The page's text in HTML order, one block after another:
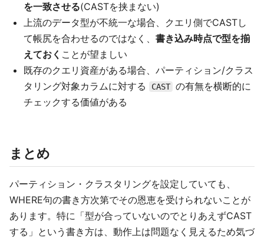
を一致させる(CASTを挟まない)
上流のデータ型が不統一な場合、クエリ側でCASTし
て帳尻を合わせるのではなく、 書き込み時点で型を揃
えておく ことが望ましい
既存のクエリ資産がある場合、パーティション/クラス
タリング対象カラムに対する
CAST の有無を横断的に
チェックする価値がある
まとめ
パーティション・クラスタリングを設定していても、
WHERE句の書き方次第でその恩恵を受けられないことが
あります。特に「型が合っていないのでとりあえずCAST
する」という書き方は、動作上は問題なく見えるため気づ